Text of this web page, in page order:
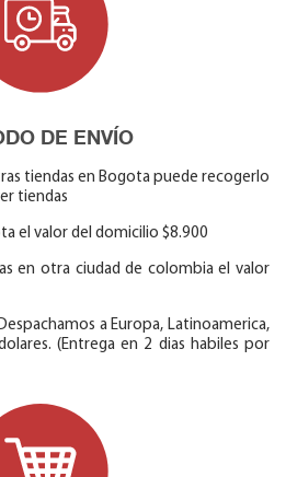
DE ENVÍO
tiendas en Bogota puede recogerlo
tiendas
el valor del domicilio $8.900
en otra ciudad de colombia el valor
Despachamos a Europa, Latinoamerica,
(Entrega en 2 dias habiles por